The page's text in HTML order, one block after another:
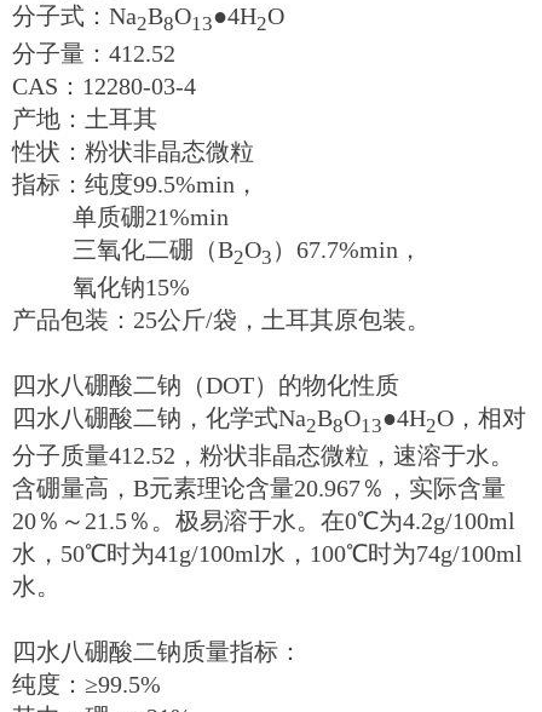
分子式：Na2B8O13●4H2O
分子量：412.52
CAS：12280-03-4
产地：土耳其
性状：粉状非晶态微粒
指标：纯度99.5%min，
单质硼21%min
三氧化二硼（B2O3 ）67.7%min，
氧化钠15%
产品包装：25公斤/袋，土耳其原包装。
四水八硼酸二钠（DOT）的物化性质
四水八硼酸二钠，化学式Na2B8O13●4H2O，相对
分子质量412.52，粉状非晶态微粒，速溶于水。
含硼量高，B元素理论含量20.967％，实际含量
20％～21.5％。极易溶于水。在0℃为4.2g/100ml
水，50℃时为41g/100ml水，100℃时为74g/100ml
水。
四水八硼酸二钠质量指标：
纯度：≥99.5%